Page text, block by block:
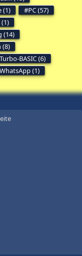
(1)
PC (57)
(14)
(8)
BASIC (6)
(1)